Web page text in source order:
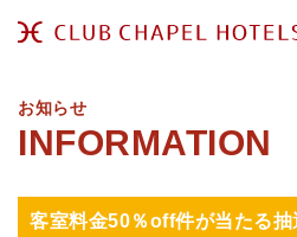
お知らせ
客室料金50％off件が当たる抽